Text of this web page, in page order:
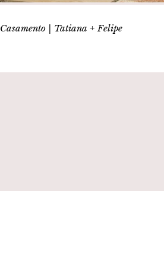
Casamento | Tatiana + Felipe